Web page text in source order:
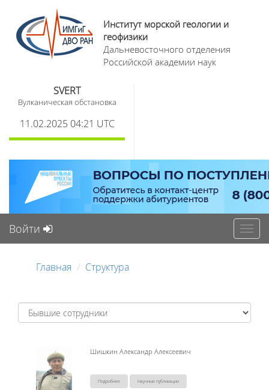
Институт морской геологии и
геофизики
Дальневосточного отделения
Российской академии наук
SVERT
Вулканическая обстановка
11.02.2025 04:21 UTC
Войти
Главная Структура
Шишкин Александр Алексеевич
Подробнее Научные публикации